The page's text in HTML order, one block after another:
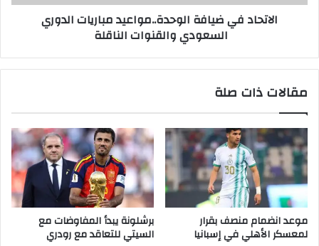
الاتحاد في ضيافة الوحدة..مواعيد مباريات الدوري
السعودي والقنوات الناقلة
مقالات ذات صلة
موعد انضمام منصف بقرار
لمعسكر الأهلي في إسبانيا
برشلونة يبدأ المفاوضات مع
السيتي للتعاقد مع رودري